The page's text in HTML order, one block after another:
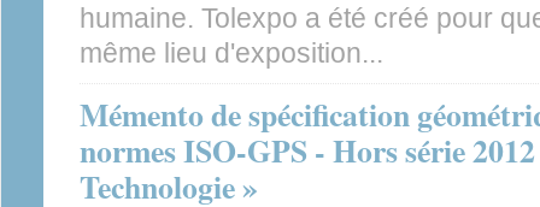
humaine. Tolexpo a été créé pour
même lieu d'exposition...
Mémento de spécification
normes ISO-GPS - Hors série
Technologie »